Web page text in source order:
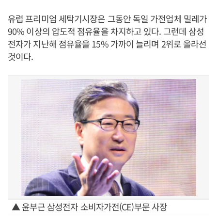
유럽 프리미엄 세탁기시장은 그동안 독일 가전업체 밀레가
90% 이상의 압도적 점유율을 차지하고 있다. 그런데 삼성
전자가 지난해 점유율을 15% 가까이 늘리며 2위로 올라선
것이다.
▲ 윤부근 삼성전자 소비자가전(CE)부문 사장